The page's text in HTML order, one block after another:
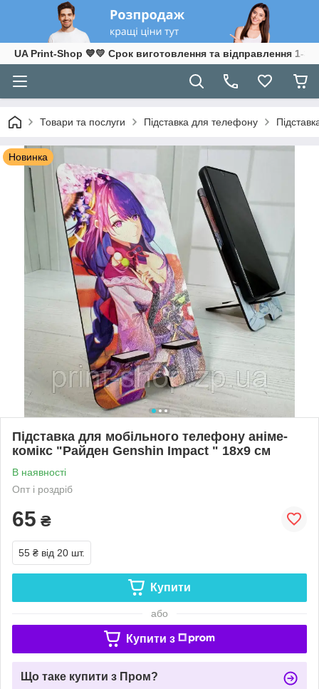
UA Print-Shop ​💙💛 Срок виготовлення та відправлення 1-3
Товари та послуги Підставка для телефону
Новинка
Підставка для мобільного телефону аніме-
комікс "Райден Genshin Impact " 18х9 см
В наявності
Опт і роздріб
65 ₴
55 ₴ від 20 шт.
Купити
або
Купити з
Що таке купити з Пром?